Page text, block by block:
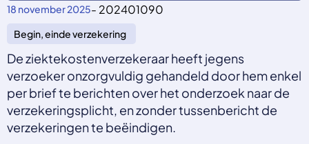
Nieuws
Casussen
Vacatures
Contact
Select a language
Nederlands
18 november 2025- 202401090
Begin, einde verzekering
De ziektekostenverzekeraar heeft jegens
verzoeker onzorgvuldig gehandeld door hem enkel
per brief te berichten over het onderzoek naar de
verzekeringsplicht, en zonder tussenbericht de
verzekeringen te beëindigen.